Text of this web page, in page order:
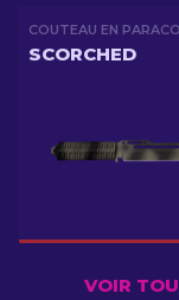
COUTEAU EN
SCORCHED
VOIR